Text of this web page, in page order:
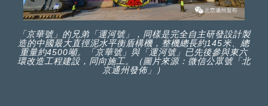
「京華號」的兄弟「運河號」，同樣是完全自主研發設計製
造的中國最大直徑泥水平衡盾構機，整機總長約145米、總
重量約4500噸。「京華號」與「運河號」已先後參與東六
環改造工程建設，同向施工。（圖片來源：微信公眾號「北
京通州發佈」）